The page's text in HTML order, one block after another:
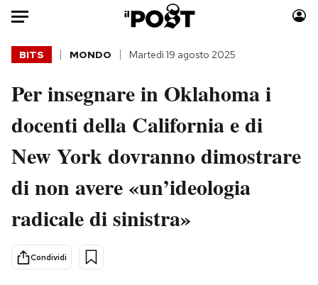
Auto
HOME
Politica
Scienza
Economia
Consumismi
Storie/Idee
Ok Boomer!
Media
BITS MONDO Martedì 19 agosto 2025
Per insegnare in Oklahoma i
docenti della California e di
New York dovranno dimostrare
di non avere «un’ideologia
radicale di sinistra»
Condividi